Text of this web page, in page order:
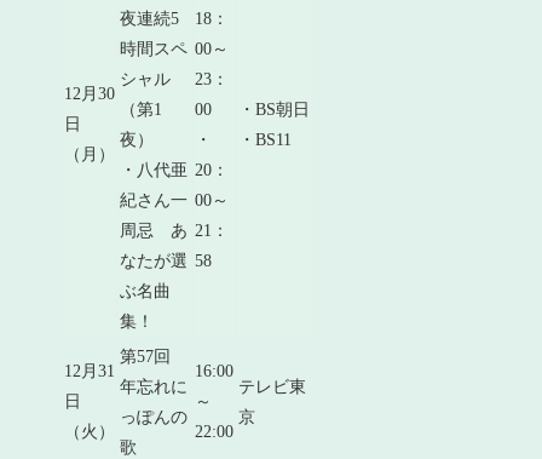
12月30
日
（月）
夜連続5
時間スペ
シャル
（第1
夜）
・八代亜
紀さん一
周忌 あ
なたが選
ぶ名曲
集！
18：
00～
23：
00
・
20：
00～
21：
58
・BS朝日
・BS11
12月31
日
（火）
第57回
年忘れに
っぽんの
歌
16:00
～
22:00
テレビ東
京